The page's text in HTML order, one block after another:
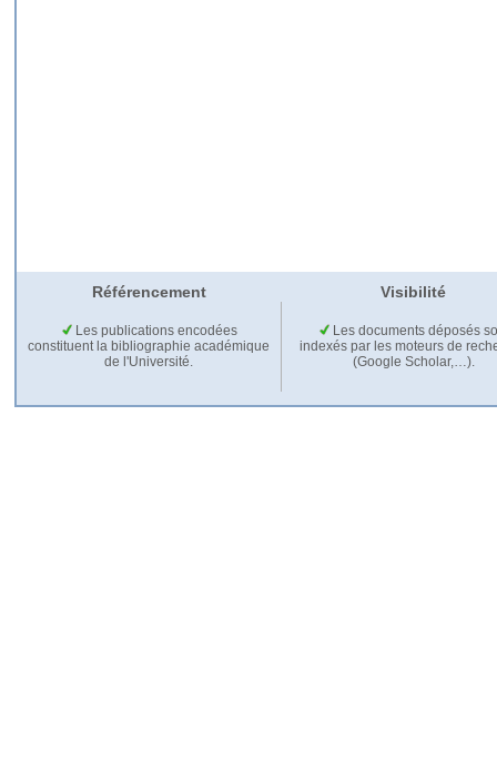
Référencement Visibilité
Les publications encodées
constituent la bibliographie académique
de l'Université.
Les documents déposés
indexés par les moteurs de
(Google Scholar,…).